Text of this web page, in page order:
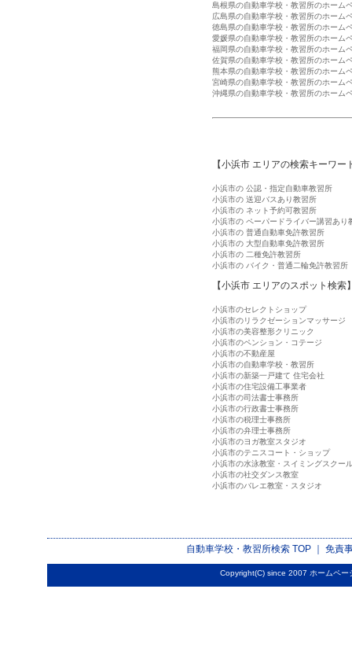
島根県の自動車学校・教習所のホーム
広島県の自動車学校・教習所のホーム
徳島県の自動車学校・教習所のホーム
愛媛県の自動車学校・教習所のホーム
福岡県の自動車学校・教習所のホーム
佐賀県の自動車学校・教習所のホーム
熊本県の自動車学校・教習所のホーム
宮崎県の自動車学校・教習所のホーム
沖縄県の自動車学校・教習所のホーム
【小浜市 エリアの検索キーワ
小浜市の 公認・指定自動車教習所
小浜市の 送迎バスあり教習所
小浜市の ネット予約可教習所
小浜市の ペーパードライバー講習あり
小浜市の 普通自動車免許教習所
小浜市の 大型自動車免許教習所
小浜市の 二種免許教習所
小浜市の バイク・普通二輪免許教習所
【小浜市 エリアのスポット検索
小浜市のセレクトショップ
小浜市のリラクゼーションマッサージ
小浜市の美容整形クリニック
小浜市のペンション・コテージ
小浜市の不動産屋
小浜市の自動車学校・教習所
小浜市の新築一戸建て 住宅会社
小浜市の住宅設備工事業者
小浜市の司法書士事務所
小浜市の行政書士事務所
小浜市の税理士事務所
小浜市の弁理士事務所
小浜市のヨガ教室スタジオ
小浜市のテニスコート・ショップ
小浜市の水泳教室・スイミングスクー
小浜市の社交ダンス教室
小浜市のバレエ教室・スタジオ
自動車学校・教習所検索TOP ｜ 免責
Copyright(C) since 2007 ホームペー